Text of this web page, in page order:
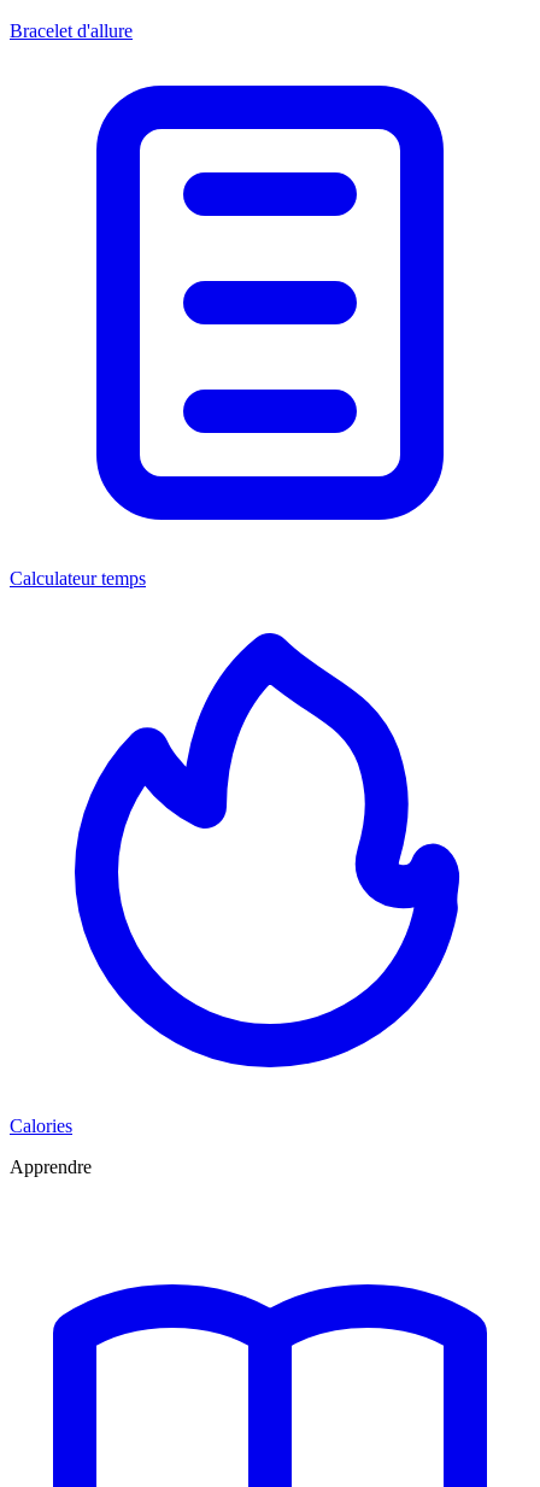
Bracelet d'allure
Calculateur temps
Calories
Apprendre